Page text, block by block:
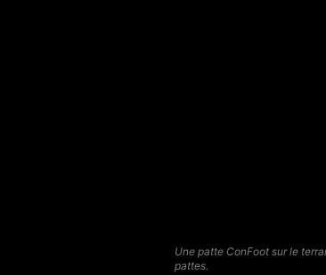
Une patte ConFoot sur le
pattes.